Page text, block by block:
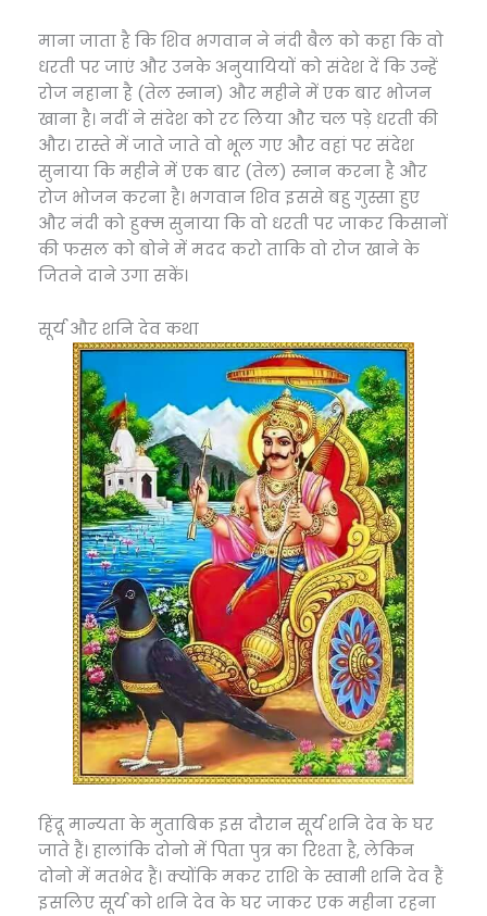
माना जाता है कि शिव भगवान ने नंदी बैल को कहा कि वो
धरती पर जाएं और उनके अनुयायियों को संदेश दें कि उन्हें
रोज नहाना है (तेल स्नान) और महीने में एक बार भोजन
खाना है। नदीं ने संदेश को रट लिया और चल पड़े धरती की
और। रास्ते में जाते जाते वो भूल गए और वहां पर संदेश
सुनाया कि महीने में एक बार (तेल) स्नान करना है और
रोज भोजन करना है। भगवान शिव इससे बहु गुस्सा हुए
और नंदी को हुक्म सुनाया कि वो धरती पर जाकर किसानों
की फसल को बोने में मदद करो ताकि वो रोज खाने के
जितने दाने उगा सकें।
सूर्य और शनि देव कथा
हिंदू मान्यता के मुताबिक इस दौरान सूर्य शनि देव के घर
जाते हैं। हालांकि दोनो में पिता पुत्र का रिश्ता है, लेकिन
दोनो में मतभेद हैं। क्योंकि मकर राशि के स्वामी शनि देव हैं
इसलिए सूर्य को शनि देव के घर जाकर एक महीना रहना